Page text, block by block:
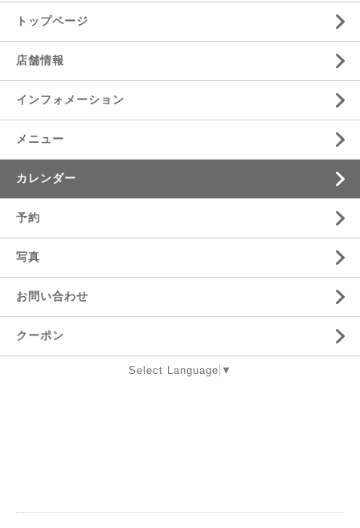
トップページ
店舗情報
インフォメーション
メニュー
カレンダー
予約
写真
お問い合わせ
クーポン
Select Language ▼